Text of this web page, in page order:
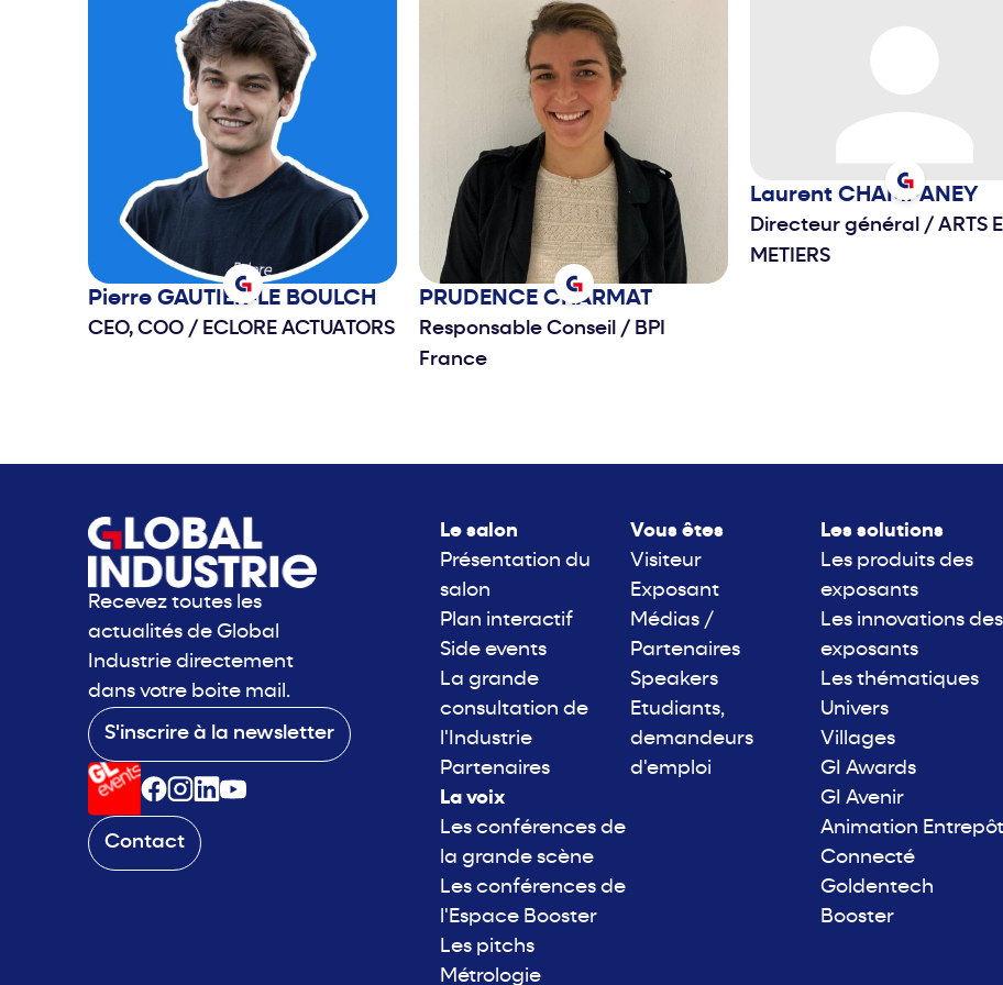
Pierre GAUTIER-LE BOULCH
CEO, COO / ECLORE ACTUATORS
PRUDENCE CHARMAT
Responsable Conseil / BPI
France
Laurent CHAMPANEY
Directeur général / ARTS
METIERS
Recevez toutes les
actualités de Global
Industrie directement
dans votre boite mail.
S'inscrire à la newsletter
Contact
Le salon
Présentation du
salon
Plan interactif
Side events
La grande
consultation de
l'Industrie
Partenaires
La voix
Les conférences de
la grande scène
Les conférences de
l'Espace Booster
Les pitchs
Métrologie
Vous êtes
Visiteur
Exposant
Médias /
Partenaires
Speakers
Etudiants,
demandeurs
d'emploi
Les solutions
Les produits des
exposants
Les innovations des
exposants
Les thématiques
Univers
Villages
GI Awards
GI Avenir
Animation Entrepôt
Connecté
Goldentech
Booster